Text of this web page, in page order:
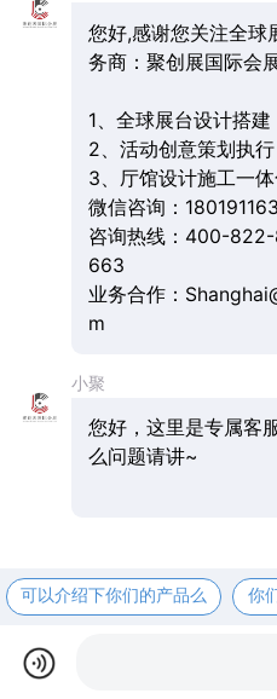
您好,感谢您关注全球
务商：聚创展国际会
1、全球展台设计搭建
2、活动创意策划执行
3、厅馆设计施工一
微信咨询：
咨询热线：400-
663
业务合作：
m
小聚
您好，这里是专属客
么问题请讲~
可以介绍下你们的产品么 你